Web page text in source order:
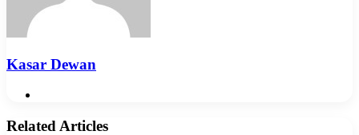
Kasar Dewan
Related Articles